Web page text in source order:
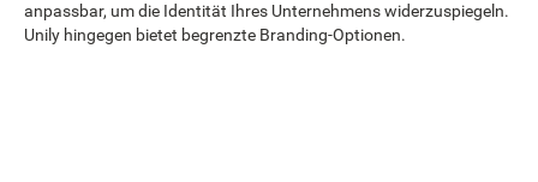
anpassbar, um die Identität Ihres Unternehmens widerzuspiegeln.
Unily hingegen bietet begrenzte Branding-Optionen.